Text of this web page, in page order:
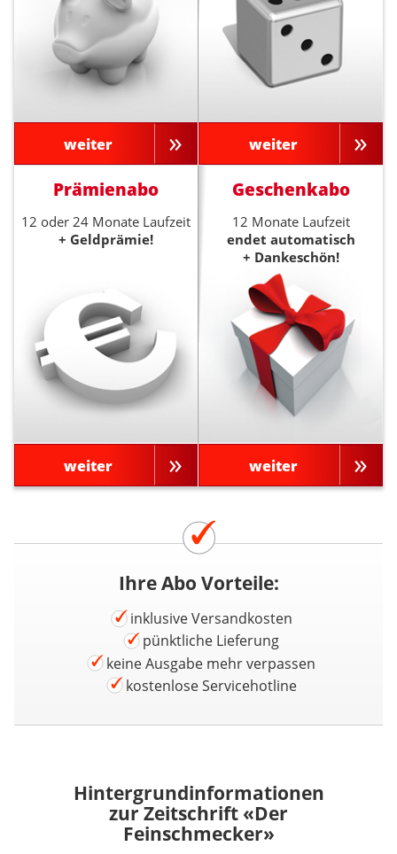
weiter weiter
Prämienabo
12 oder 24 Monate Laufzeit
+ Geldprämie!
weiter
Geschenkabo
12 Monate Laufzeit
endet automatisch
+ Dankeschön!
weiter
Ihre Abo Vorteile:
inklusive Versandkosten
pünktliche Lieferung
keine Ausgabe mehr verpassen
kostenlose Servicehotline
Hintergrundinformationen
zur Zeitschrift «Der
Feinschmecker»